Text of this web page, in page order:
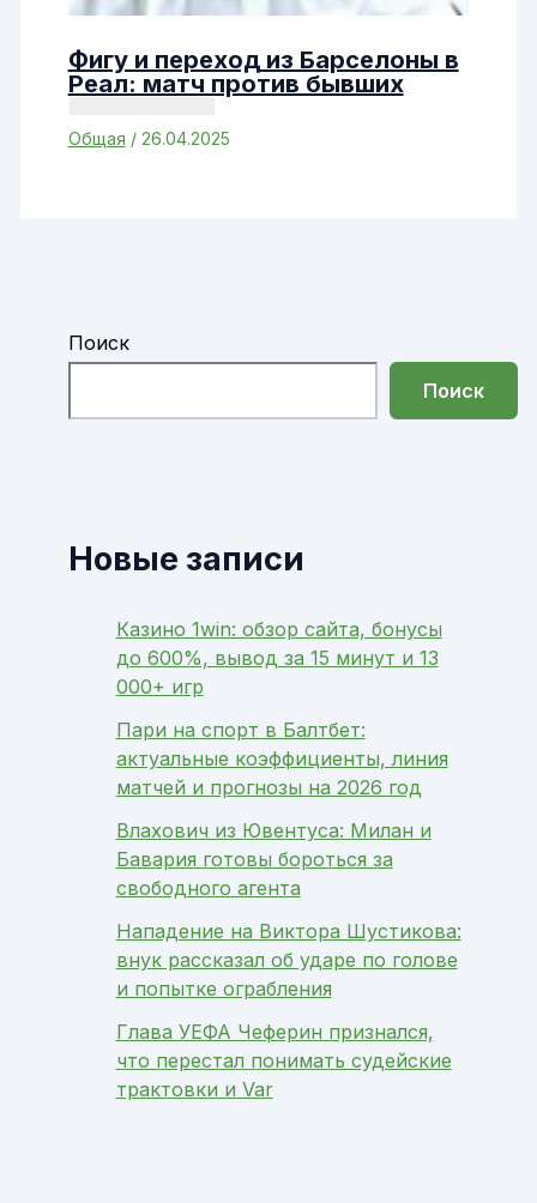
Фигу и переход из Барселоны в
Реал: матч против бывших
Общая / 26.04.2025
Поиск
Поиск
Новые записи
Казино 1win: обзор сайта, бонусы
до 600%, вывод за 15 минут и 13
000+ игр
Пари на спорт в Балтбет:
актуальные коэффициенты, линия
матчей и прогнозы на 2026 год
Влахович из Ювентуса: Милан и
Бавария готовы бороться за
свободного агента
Нападение на Виктора Шустикова:
внук рассказал об ударе по голове
и попытке ограбления
Глава УЕФА Чеферин признался,
что перестал понимать судейские
трактовки и Var